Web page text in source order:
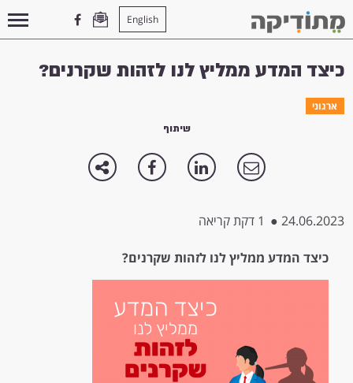
English
>ארגוני>כיצד המדע ממליץ לנו לזהות שקרנים?
כיצד המדע ממליץ לנו לזהות שקרנים?
ארגוני
שיתוף
24.06.2023
● 1 דקת קריאה
כיצד המדע ממליץ לנו לזהות שקרנים?